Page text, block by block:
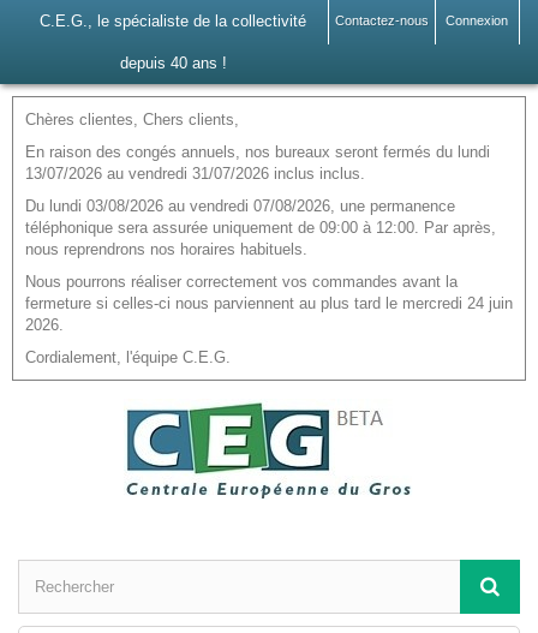
Connexion
Contactez-nous
C.E.G., le spécialiste de la collectivité
depuis 40 ans !
Chères clientes, Chers clients,
En raison des congés annuels, nos bureaux seront fermés du lundi
13/07/2026 au vendredi 31/07/2026 inclus inclus.
Du lundi 03/08/2026 au vendredi 07/08/2026, une permanence
téléphonique sera assurée uniquement de 09:00 à 12:00. Par après,
nous reprendrons nos horaires habituels.
Nous pourrons réaliser correctement vos commandes avant la
fermeture si celles-ci nous parviennent au plus tard le mercredi 24 juin
2026.
Cordialement, l'équipe C.E.G.